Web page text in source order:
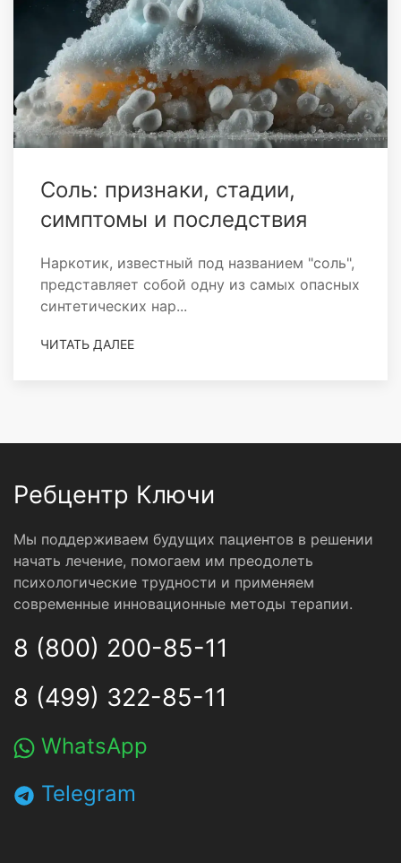
Соль: признаки, стадии,
симптомы и последствия
Наркотик, известный под названием "соль",
представляет собой одну из самых опасных
синтетических нар...
ЧИТАТЬ ДАЛЕЕ
Ребцентр Ключи
Мы поддерживаем будущих пациентов в решении
начать лечение, помогаем им преодолеть
психологические трудности и применяем
современные инновационные методы терапии.
8 (800) 200-85-11
8 (499) 322-85-11
WhatsApp
Telegram